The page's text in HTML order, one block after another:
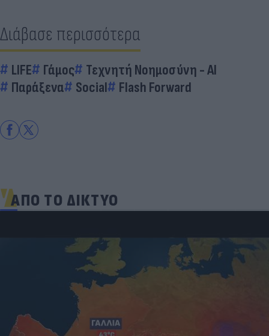
Διάβασε περισσότερα
LIFE Γάμος
Τεχνητή Νοημοσύνη - AI
Παράξενα
Social Flash Forward
ΑΠΟ ΤΟ ΔΙΚΤΥΟ